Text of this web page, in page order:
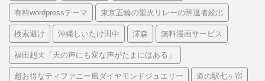
有料wordpressテーマ 東京五輪の聖火リレーの辞退者続出
検索避け 沖縄しいたけ田中 澪森 無料漫画サービス
福田赳夫「天の声にも変な声がたまにはある」
超お得なティファニー風ダイヤモンドジュエリー 道の駅七ヶ宿